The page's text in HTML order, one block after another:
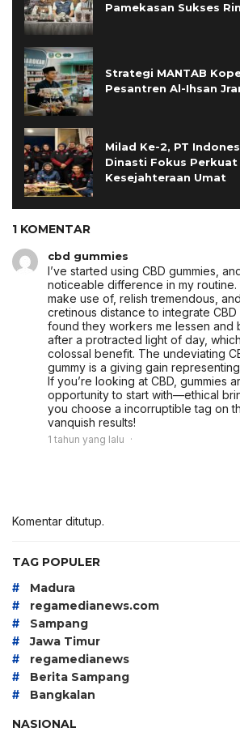
Pamekasan Sukses
Strategi MANTAB
Pesantren Al-Ihsan
Milad Ke-2, PT
Dinasti Fokus
Kesejahteraan Umat
1 KOMENTAR
cbd gummies
I’ve started using CBD gummies,
noticeable difference in my routine.
make use of, relish tremendous,
cretinous distance to integrate CBD
found they workers me lessen and
after a protracted light of day,
colossal benefit. The undeviating
gummy is a giving gain
If you’re looking at CBD, gummies
opportunity to start with—ethical
you choose a incorruptible tag on
vanquish results!
1 tahun yang lalu
Komentar ditutup.
TAG POPULER
# Madura
# regamedianews.com
# Sampang
# Jawa Timur
# regamedianews
# Berita Sampang
#
Bangkalan
NASIONAL